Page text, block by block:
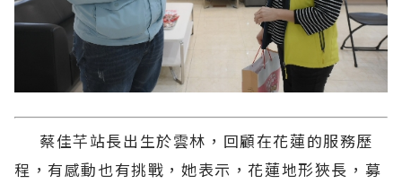
蔡佳芊站長出生於雲林，回顧在花蓮的服務歷
程，有感動也有挑戰，她表示，花蓮地形狹長，募